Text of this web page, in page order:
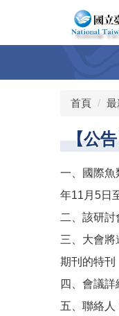
首頁 最
【公
一、國際魚
年11月5日
二、該研
三、大會將
期刊的特刊
四、會議
五、聯絡人